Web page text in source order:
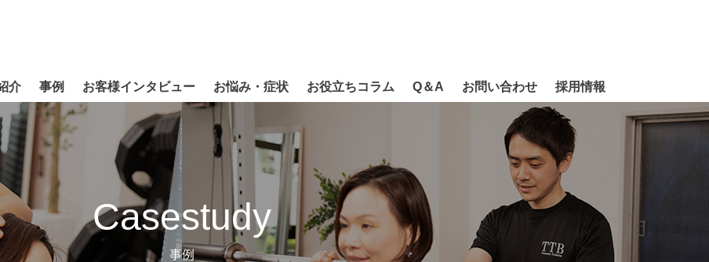
Casestudy
事例
介 事例 お客様インタビュー お悩み・症状 お役立ちコラム Q＆A お問い合わせ 採用情報